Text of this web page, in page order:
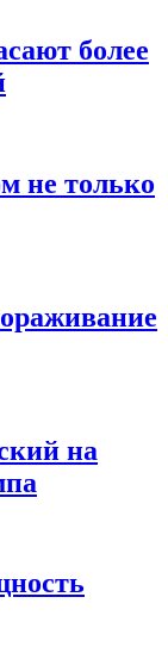
более
не только
на